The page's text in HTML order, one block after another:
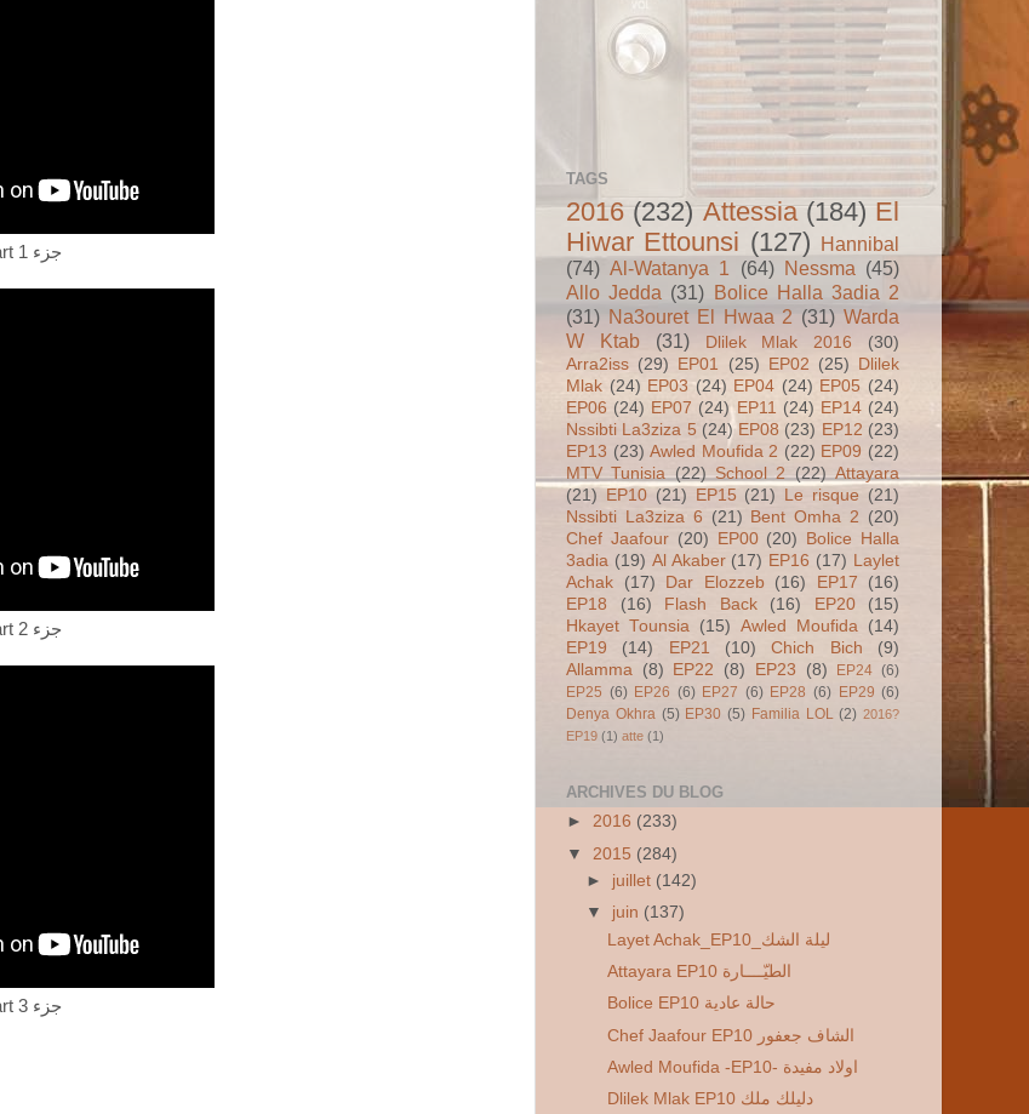
Part 1 جزء
Part 2 جزء
Part 3 جزء
TAGS
2016 (232) Attessia (184) El
Hiwar Ettounsi (127) Hannibal
(74) Al-Watanya 1 (64) Nessma (45)
Allo Jedda (31) Bolice Halla 3adia 2
(31) Na3ouret El Hwaa 2 (31) Warda
W Ktab
(31) Dlilek Mlak 2016
(30)
Arra2iss (29) EP01 (25) EP02 (25) Dlilek
Mlak (24) EP03 (24) EP04 (24) EP05 (24)
EP06 (24) EP07 (24) EP11 (24) EP14 (24)
Nssibti La3ziza 5 (24) EP08 (23) EP12 (23)
EP13 (23) Awled Moufida 2 (22) EP09 (22)
MTV Tunisia (22) School 2 (22) Attayara
(21) EP10 (21) EP15 (21) Le risque (21)
Nssibti La3ziza 6 (21) Bent Omha 2 (20)
Chef Jaafour (20) EP00 (20) Bolice Halla
3adia (19) Al Akaber (17) EP16 (17) Laylet
Achak
(17) Dar Elozzeb (16) EP17
(16)
EP18
(16) Flash Back (16) EP20
(15)
Hkayet Tounsia
(15) Awled Moufida
(14)
EP19
(14) EP21 (10) Chich Bich
(9)
Allamma
(8) EP22 (8) EP23 (8) EP24 (6)
EP25 (6) EP26 (6) EP27 (6) EP28 (6) EP29 (6)
Denya Okhra (5) EP30 (5) Familia LOL (2) 2016?
EP19 (1) atte (1)
ARCHIVES DU BLOG
► 2016 (233)
▼ 2015 (284)
► juillet (142)
▼ juin (137)
Layet Achak_EP10_ليلة الشك
Attayara EP10 الطيّــــارة
Bolice EP10 حالة عادية
Chef Jaafour EP10 الشاف جعفور
Awled Moufida -EP10- اولاد مفيدة
Dlilek Mlak EP10 دليلك ملك